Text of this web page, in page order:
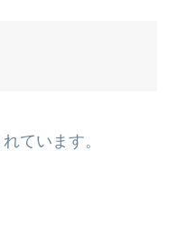
ています。